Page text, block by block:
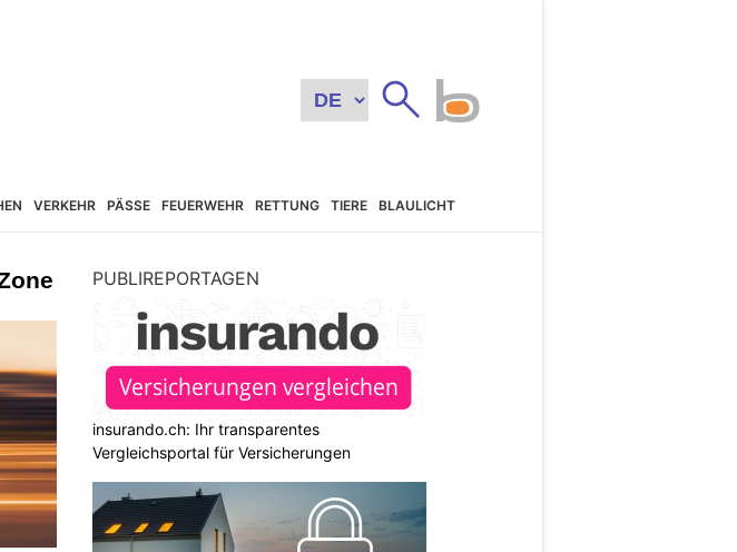
VERKEHR PÄSSE FEUERWEHR RETTUNG TIERE BLAULICHT
PUBLIREPORTAGEN
insurando.ch: Ihr transparentes
Vergleichsportal für Versicherungen